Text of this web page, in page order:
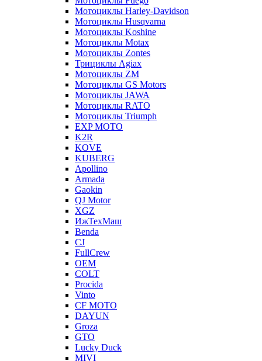
Мотоциклы Harley-Davidson
Мотоциклы Husqvarna
Мотоциклы Koshine
Мотоциклы Motax
Мотоциклы Zontes
Трициклы Agiax
Мотоциклы ZM
Мотоциклы GS Motors
Мотоциклы JAWA
Мотоциклы RATO
Мотоциклы Triumph
EXP MOTO
K2R
KOVE
KUBERG
Apollino
Armada
Gaokin
QJ Motor
XGZ
ИжТехМаш
Benda
CJ
FullCrew
OEM
COLT
Procida
Vinto
CF MOTO
DAYUN
Groza
GTO
Lucky Duck
MIVI